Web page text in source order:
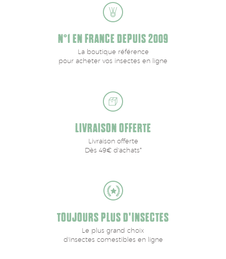
N°1 EN FRANCE DEPUIS 2009
La boutique référence
pour acheter vos insectes en ligne
LIVRAISON OFFERTE
Livraison offerte
Dès 49€ d'achats*
TOUJOURS PLUS D'INSECTES
Le plus grand choix
d'insectes comestibles en ligne